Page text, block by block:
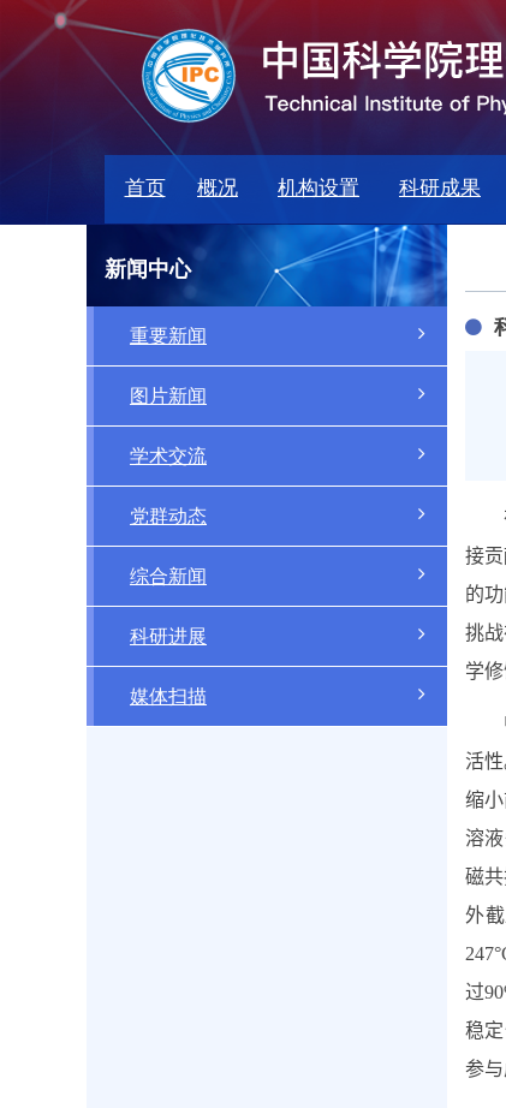
首页 概况 机构设置 科研成果
新闻中心
重要新闻
图片新闻
学术交流
党群动态
综合新闻
科研进展
媒体扫描
接
的
挑
学
活
缩
溶
磁共
外
过
稳
参